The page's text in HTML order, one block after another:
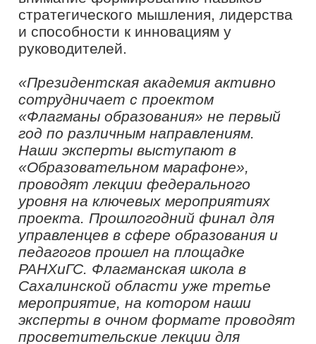
всегда делали»? И обычно, о стену
этой фразы разбиваются вдребезги
множество идей и инициатив. На
мастер-классе обсудили приемы
современные подходы, работы с
собственным и коллективным
сознанием во время внедрения
изменений. Рада, что благодаря
экспертному сообществу «Созвездие
флагманов образования» у меня есть
возможность делиться опытом на
более широкую аудиторию»,–
рассказалаНаталья Бровкина.
В ходе мероприятия участники
развивали навыки эффективной
командной работы и деловой
коммуникации, научились
обмениваться информацией и
ресурсами. Мнением о «Флагманской
школе» поделились участники
мероприятия из разных
муниципальных образований
Сахалинской области.